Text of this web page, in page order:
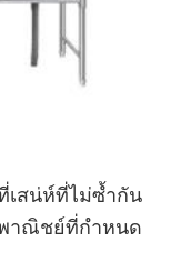
เสน่ห์ที่ไม่ซ้ำกัน
าณิชย์ที่กำหนด